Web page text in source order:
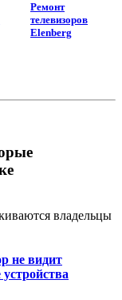
Ремонт
телевизоров
Elenberg
владельцы
не видит